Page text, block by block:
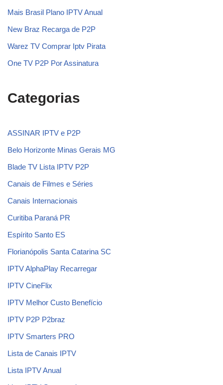
Mais Brasil Plano IPTV Anual
New Braz Recarga de P2P
Warez TV Comprar Iptv Pirata
One TV P2P Por Assinatura
Categorias
ASSINAR IPTV e P2P
Belo Horizonte Minas Gerais MG
Blade TV Lista IPTV P2P
Canais de Filmes e Séries
Canais Internacionais
Curitiba Paraná PR
Espírito Santo ES
Florianópolis Santa Catarina SC
IPTV AlphaPlay Recarregar
IPTV CineFlix
IPTV Melhor Custo Benefício
IPTV P2P P2braz
IPTV Smarters PRO
Lista de Canais IPTV
Lista IPTV Anual